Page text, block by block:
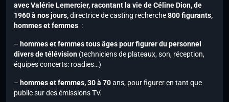
avec Valérie Lemercier, racontant la vie de Céline Dion, de
1960 à nos jours,directrice de casting recherche800 figurants,
hommes et femmes :
– hommes et femmes tous âges pour figurer du personnel
divers de télévision (techniciens de plateaux, son, réception,
équipes concerts: roadies…)
– hommes et femmes, 30 à 70ans, pour figurer en tant que
public sur des émissions TV.